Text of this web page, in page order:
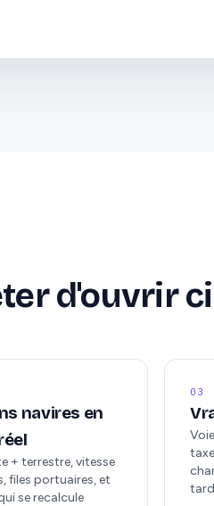
d'ouvrir
navires en
+ terrestre, vitesse
files portuaires, et
se recalcule
03